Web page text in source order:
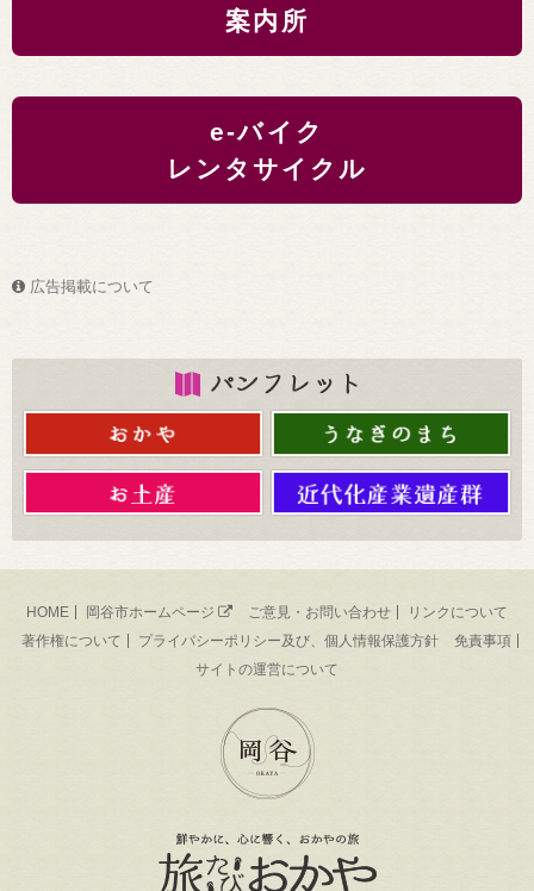
案内所
e-バイク
レンタサイクル
広告掲載について
HOME 岡谷市ホームページ ご意見・お問い合わせ
リンクについて
著作権について
プライバシーポリシー及び、個人情報保護方針
免責事項
サイトの運営について